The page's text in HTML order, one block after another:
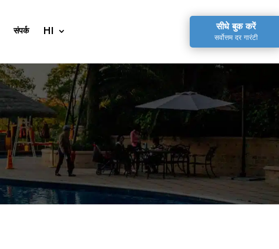
संपर्क सीधे बुक करें
सर्वोत्तम दर गारंटी